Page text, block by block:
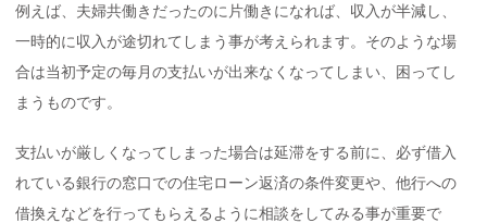
例えば、夫婦共働きだったのに片働きになれば、収入が半減し、
一時的に収入が途切れてしまう事が考えられます。そのような場
合は当初予定の毎月の支払いが出来なくなってしまい、困ってし
まうものです。
支払いが厳しくなってしまった場合は延滞をする前に、必ず借入
れている銀行の窓口での住宅ローン返済の条件変更や、他行への
借換えなどを行ってもらえるように相談をしてみる事が重要で